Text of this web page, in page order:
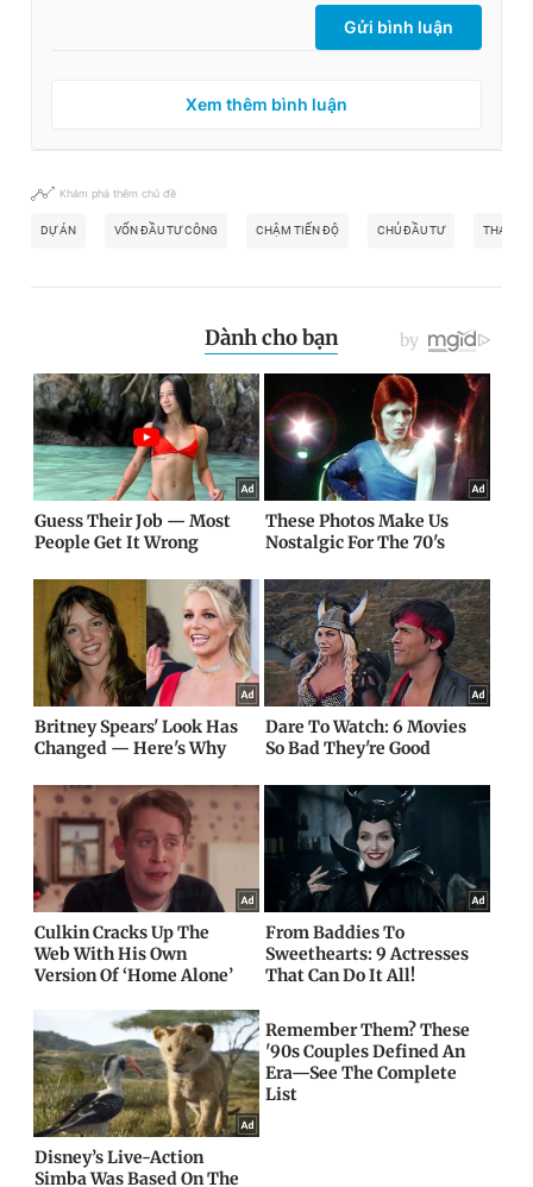
Gửi bình luận
Xem thêm bình luận
Khám phá thêm chủ đề
DỰ ÁN VỐN ĐẦU TƯ CÔNG CHẬM TIẾN ĐỘ CHỦ ĐẦU TƯ THANH